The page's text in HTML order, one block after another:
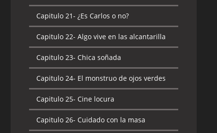
Capitulo 21- ¿Es Carlos o no?
Capitulo 22- Algo vive en las alcantarilla
Capitulo 23- Chica soñada
Capitulo 24- El monstruo de ojos verdes
Capitulo 25- Cine locura
Capitulo 26- Cuidado con la masa